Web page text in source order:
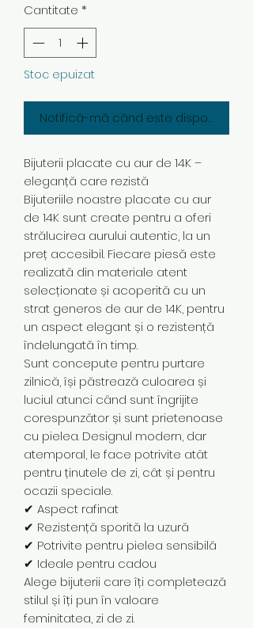
Cantitate *
Stoc epuizat
Notifică-mă când este disponibil
Bijuterii placate cu aur de 14K –
eleganță care rezistă
Bijuteriile noastre placate cu aur
de 14K sunt create pentru a oferi
strălucirea aurului autentic, la un
preț accesibil. Fiecare piesă este
realizată din materiale atent
selecționate și acoperită cu un
strat generos de aur de 14K, pentru
un aspect elegant și o rezistență
îndelungată în timp.
Sunt concepute pentru purtare
zilnică, își păstrează culoarea și
luciul atunci când sunt îngrijite
corespunzător și sunt prietenoase
cu pielea. Designul modern, dar
atemporal, le face potrivite atât
pentru ținutele de zi, cât și pentru
ocazii speciale.
✔ Aspect rafinat
✔ Rezistență sporită la uzură
✔ Potrivite pentru pielea sensibilă
✔ Ideale pentru cadou
Alege bijuterii care îți completează
stilul și îți pun în valoare
feminitatea, zi de zi.